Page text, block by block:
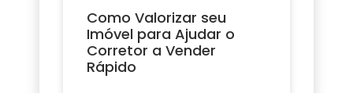
Como Valorizar seu
Imóvel para Ajudar o
Corretor a Vender
Rápido